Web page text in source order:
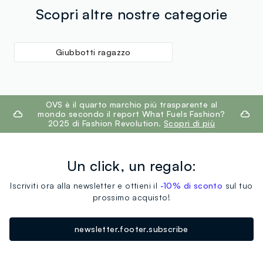
Scopri altre nostre categorie
Giubbotti ragazzo
footer.ariatitleOVS è il quarto marchio più trasparente al
mondo secondo il report What Fuels Fashion?
2025 di Fashion Revolution. Scopri di più
Un click, un regalo:
Iscriviti ora alla newsletter e ottieni il -10% di sconto sul tuo
prossimo acquisto!
newsletter.footer.subscribe